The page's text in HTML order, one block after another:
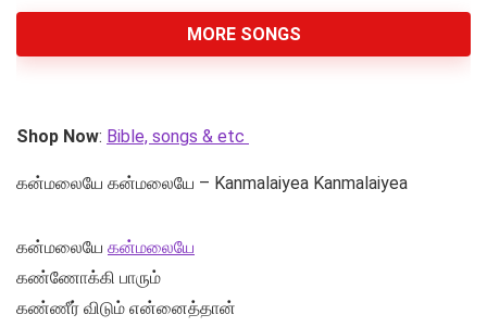
MORE SONGS
Shop Now: Bible, songs & etc
கன்மலையே கன்மலையே – Kanmalaiyea Kanmalaiyea
கன்மலையே கன்மலையே
கண்ணோக்கி பாரும்
கண்ணீர் விடும் என்னைத்தான்